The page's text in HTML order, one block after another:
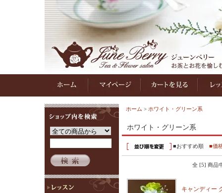
ホーム > ホワイト・グリーン系
ホワイト・グリーン系
■おすすめ順 ■価
全 [5] 商品
キャンディー